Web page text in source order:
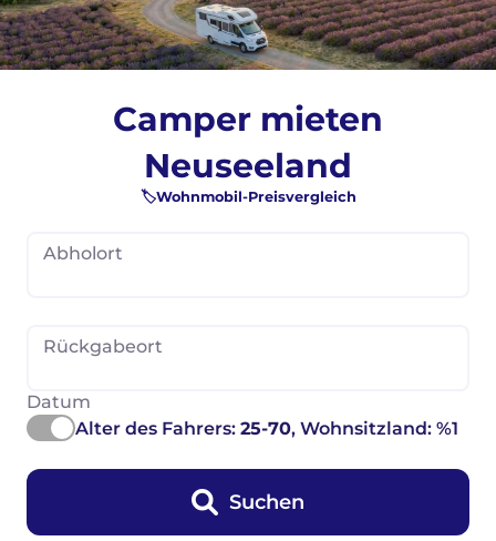
Camper mieten
Neuseeland
🏷️Wohnmobil-Preisvergleich
Abholort
Rückgabeort
Datum
Alter des Fahrers: 25-70, Wohnsitzland: %1
Suchen